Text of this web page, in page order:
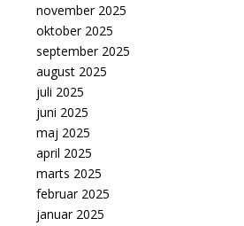
november 2025
oktober 2025
september 2025
august 2025
juli 2025
juni 2025
maj 2025
april 2025
marts 2025
februar 2025
januar 2025